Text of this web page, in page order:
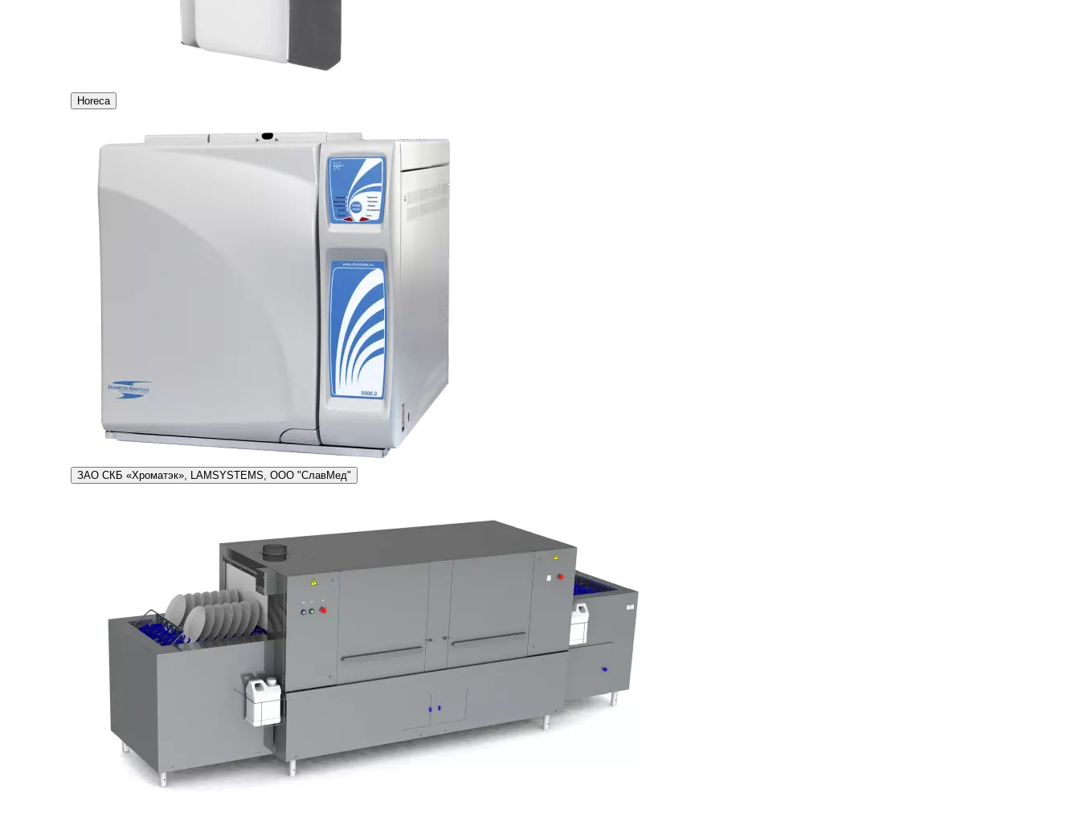
Horeca
ЗАО СКБ «Хроматэк», LAMSYSTEMS, ООО "СлавМед"